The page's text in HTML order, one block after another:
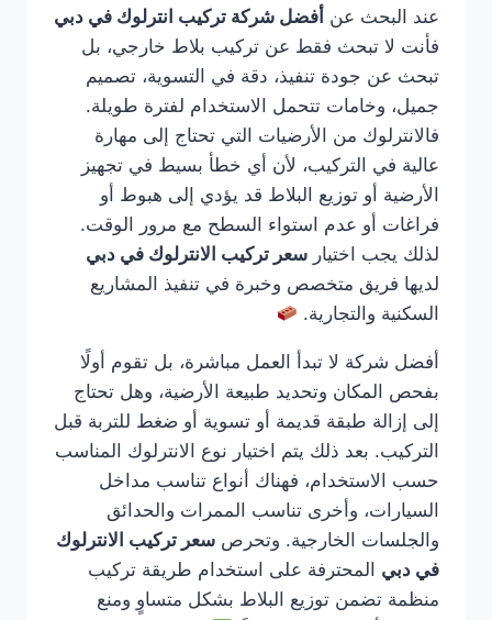
عند البحث عن أفضل شركة تركيب انترلوك في دبي
فأنت لا تبحث فقط عن تركيب بلاط خارجي، بل
تبحث عن جودة تنفيذ، دقة في التسوية، تصميم
جميل، وخامات تتحمل الاستخدام لفترة طويلة.
فالانترلوك من الأرضيات التي تحتاج إلى مهارة
عالية في التركيب، لأن أي خطأ بسيط في تجهيز
الأرضية أو توزيع البلاط قد يؤدي إلى هبوط أو
فراغات أو عدم استواء السطح مع مرور الوقت.
لذلك يجب اختيار سعر تركيب الانترلوك في دبي
لديها فريق متخصص وخبرة في تنفيذ المشاريع
السكنية والتجارية.
أفضل شركة لا تبدأ العمل مباشرة، بل تقوم أولًا
بفحص المكان وتحديد طبيعة الأرضية، وهل تحتاج
إلى إزالة طبقة قديمة أو تسوية أو ضغط للتربة قبل
التركيب. بعد ذلك يتم اختيار نوع الانترلوك المناسب
حسب الاستخدام، فهناك أنواع تناسب مداخل
السيارات، وأخرى تناسب الممرات والحدائق
والجلسات الخارجية. وتحرص سعر تركيب الانترلوك
في دبي المحترفة على استخدام طريقة تركيب
منظمة تضمن توزيع البلاط بشكل متساوٍ ومنع